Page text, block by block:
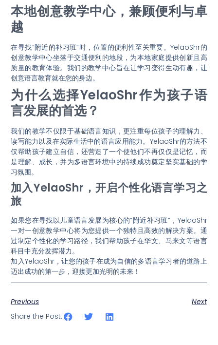
本地创意教学中心，兼顾便利与卓
越
在寻找“附近的补习班”时，位置的便利性至关重要。YelaoShr的
创意教学中心坐落于交通便利的地段，为本地家庭提供创新且高
质量的教育体验。我们的教学中心旨在让学习变得生动有趣，让
创意语言教育就在您的身边。
为什么选择YelaoShr作为孩子语
言发展的首选？
我们的教学不仅限于基础语言知识，更注重每位孩子的理解力、
读写能力以及在实际生活中的语言应用能力。YelaoShr的方法不
仅帮助孩子建立自信，还营造了一个使他们不再仅仅是记忆，而
是理解、成长，并为多语言环境中的持续成功奠定坚实基础的学
习氛围。
加入YelaoShr，开启个性化语言学习之
旅
如果您在寻找以儿童语言发展为核心的“附近补习班”，YelaoShr
一对一创意教学中心将为您提供一个独特且高效的解决方案。通
过制定个性化的学习路径，我们帮助孩子在华文、马来文等语言
科目中充分发挥潜力。
加入YelaoShr，让您的孩子在成为自信的多语言学习者的道路上
迈出成功的第一步，迎接更加光明的未来！
Previous
Next
Share the Post: